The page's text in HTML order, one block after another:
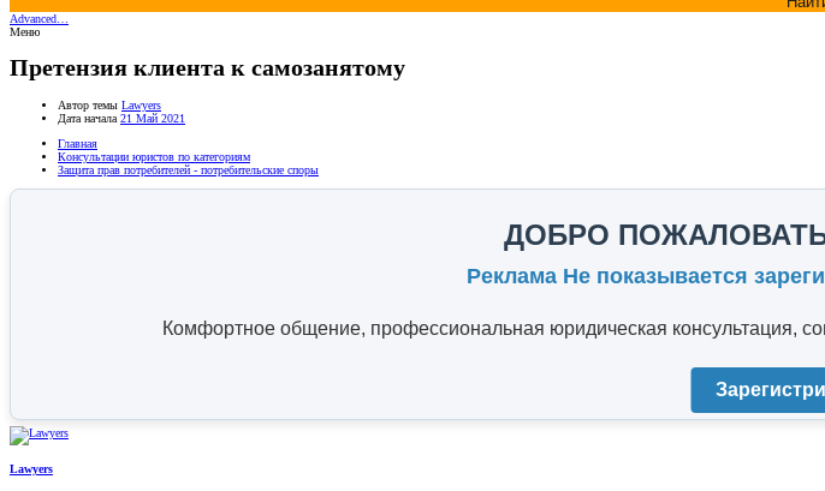
Advanced…
Меню
Претензия клиента к самозанятому
Автор темы Lawyers
Дата начала 21 Май 2021
Главная
Консультации юристов по категориям
Защита прав потребителей - потребительские споры
ДОБРО
Реклама Не показывается
Комфортное общение, профессиональная юридическая консультация,
Lawyers